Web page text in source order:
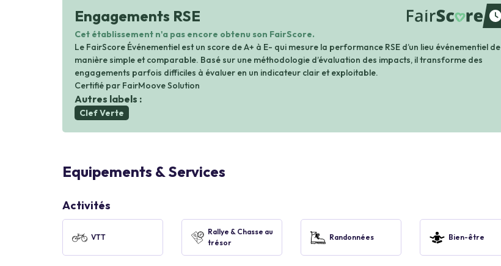
Engagements RSE
waiting
Cet établissement n'a pas encore obtenu son FairScore.
Le FairScore Événementiel est un score de A+ à E- qui mesure la performance RSE d’un lieu événementiel de
manière simple et comparable. Basé sur une méthodologie d’évaluation des impacts, il transforme des
engagements parfois difficiles à évaluer en un indicateur clair et exploitable.
Certifié par FairMoove Solution
Autres labels :
Clef Verte
Equipements & Services
Activités
VTT
Rallye & Chasse au
trésor
Randonnées Bien-être